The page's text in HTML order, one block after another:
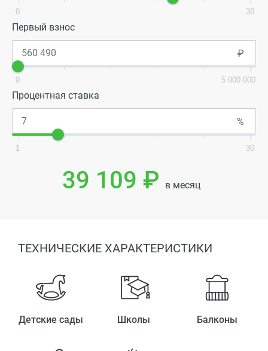
0 30
Первый взнос
0 5 000 000
Процентная ставка
1 30
39 109 ₽ в месяц
ТЕХНИЧЕСКИЕ ХАРАКТЕРИСТИКИ
Детские сады Школы Балконы